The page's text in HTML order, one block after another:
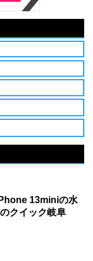
13miniの水
クイック岐阜